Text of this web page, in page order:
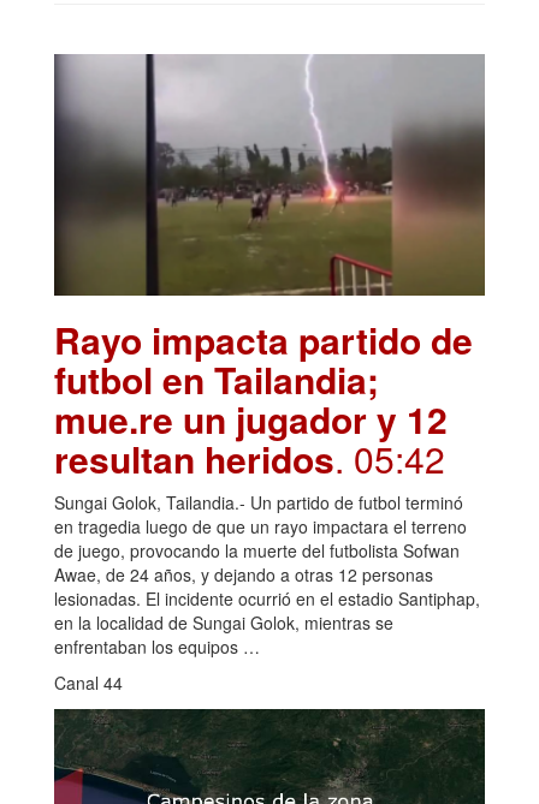
Rayo impacta partido de
futbol en Tailandia;
mue.re un jugador y 12
resultan heridos. 05:42
Sungai Golok, Tailandia.- Un partido de futbol terminó
en tragedia luego de que un rayo impactara el terreno
de juego, provocando la muerte del futbolista Sofwan
Awae, de 24 años, y dejando a otras 12 personas
lesionadas. El incidente ocurrió en el estadio Santiphap,
en la localidad de Sungai Golok, mientras se
enfrentaban los equipos …
Canal 44